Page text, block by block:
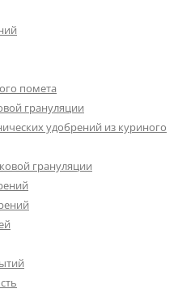
помета
грануляции
удобрений из куриного
грануляции